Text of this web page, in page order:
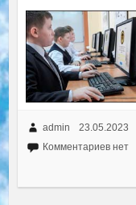
admin 23.05.2023
Комментариев нет